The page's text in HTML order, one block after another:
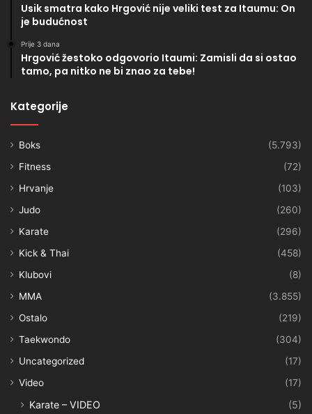
Usik smatra kako Hrgović nije veliki test za Itaumu: On
je budućnost
Prije 3 dana
Hrgović žestoko odgovorio Itaumi: Zamisli da si ostao
tamo, pa nitko ne bi znao za tebe!
Kategorije
Boks
(5.793)
Fitness
(72)
Hrvanje
(103)
Judo
(260)
Karate
(296)
Kick & Thai
(458)
Klubovi
(8)
MMA
(3.855)
Ostalo
(219)
Taekwondo
(304)
Uncategorized
(17)
Video
(17)
Karate – VIDEO
(5)